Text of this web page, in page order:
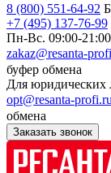
8 (800) 551-64-92
+7 (495) 137-76-99
Пн-Вс. 09:00-21:00
zakaz@resanta-
буфер обмена
Для юридических
opt@resanta-profi.ru
обмена
Заказать звонок